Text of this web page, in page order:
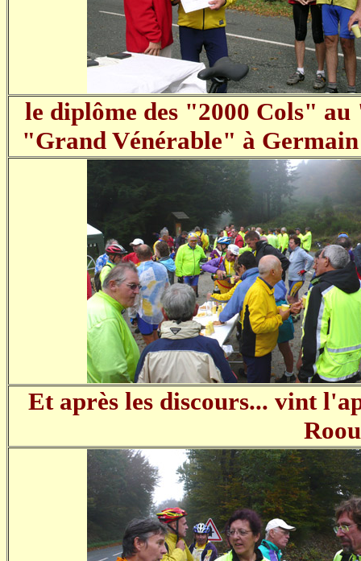
le diplôme des "2000 Cols"
"Grand Vénérable" à Germain
Et après les discours... vint